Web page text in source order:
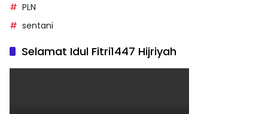
PLN
sentani
Selamat Idul Fitri1447 Hijriyah